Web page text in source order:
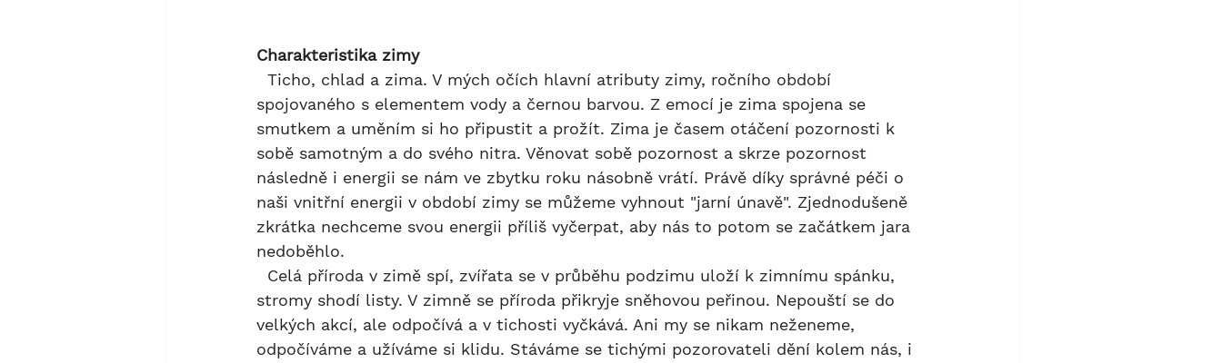
Charakteristika zimy
spojovaného s elementem vody a černou barvou. Z emocí je zima spojena se
smutkem a uměním si ho připustit a prožít. Zima je časem otáčení pozornosti k
sobě samotným a do svého nitra. Věnovat sobě pozornost a skrze pozornost
následně i energii se nám ve zbytku roku násobně vrátí. Právě díky správné péči o
naši vnitřní energii v období zimy se můžeme vyhnout "jarní únavě". Zjednodušeně
zkrátka nechceme svou energii příliš vyčerpat, aby nás to potom se začátkem jara
nedoběhlo.
stromy shodí listy. V zimně se příroda přikryje sněhovou peřinou. Nepouští se do
velkých akcí, ale odpočívá a v tichosti vyčkává. Ani my se nikam neženeme,
odpočíváme a užíváme si klidu. Stáváme se tichými pozorovateli dění kolem nás, i